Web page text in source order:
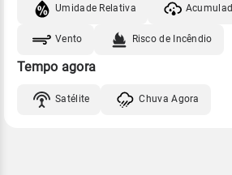
Umidade Relativa
Vento Risco de Incêndio
Tempo agora
Satélite Chuva Agora